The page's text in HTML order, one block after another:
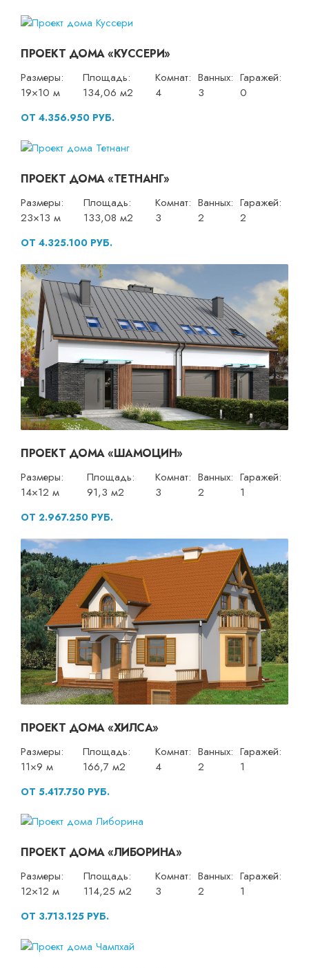
ПРОЕКТ ДОМА «КУССЕРИ»
Размеры:
19×10 м
Площадь:
134,06 м2
Комнат:
4
Ванных:
3
Гаражей:
0
ОТ 4.356.950 РУБ.
ПРОЕКТ ДОМА «ТЕТНАНГ»
Размеры:
23×13 м
Площадь:
133,08 м2
Комнат:
3
Ванных:
2
Гаражей:
2
ОТ 4.325.100 РУБ.
ПРОЕКТ ДОМА «ШАМОЦИН»
Размеры:
14×12 м
Площадь:
91,3 м2
Комнат:
3
Ванных:
2
Гаражей:
1
ОТ 2.967.250 РУБ.
ПРОЕКТ ДОМА «ХИЛСА»
Размеры:
11×9 м
Площадь:
166,7 м2
Комнат:
4
Ванных:
2
Гаражей:
1
ОТ 5.417.750 РУБ.
ПРОЕКТ ДОМА «ЛИБОРИНА»
Размеры:
12×12 м
Площадь:
114,25 м2
Комнат:
3
Ванных:
2
Гаражей:
1
ОТ 3.713.125 РУБ.